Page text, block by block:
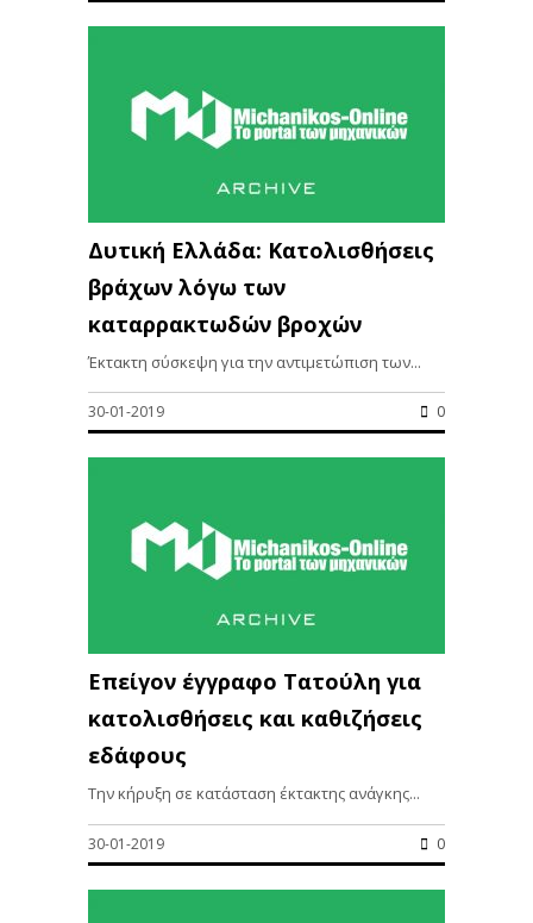
Δυτική Ελλάδα: Κατολισθήσεις
βράχων λόγω των
καταρρακτωδών βροχών
Έκτακτη σύσκεψη για την αντιμετώπιση των...
30-01-2019 0
Επείγον έγγραφο Τατούλη για
κατολισθήσεις και καθιζήσεις
εδάφους
Την κήρυξη σε κατάσταση έκτακτης ανάγκης...
30-01-2019 0